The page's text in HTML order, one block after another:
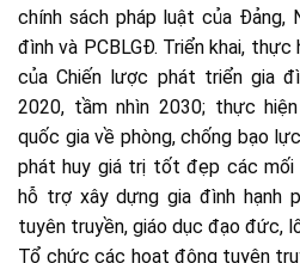
chính sách pháp luật của Đảng,
đình và PCBLGĐ. Triển khai,
của Chiến lược phát triển gia
2020, tầm nhìn 2030; thực
quốc gia về phòng, chống bạo
phát huy giá trị tốt đẹp các mối
hỗ trợ xây dựng gia đình hạnh
tuyên truyền, giáo dục đạo đức,
Tổ chức các hoạt động tuyên